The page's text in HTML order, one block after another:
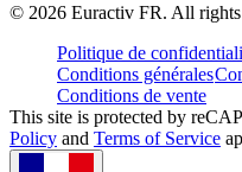
© 2026 Euractiv FR. All rights
Politique de
Conditions générales
Conditions de vente
This site is protected by
Policy and Terms of Service